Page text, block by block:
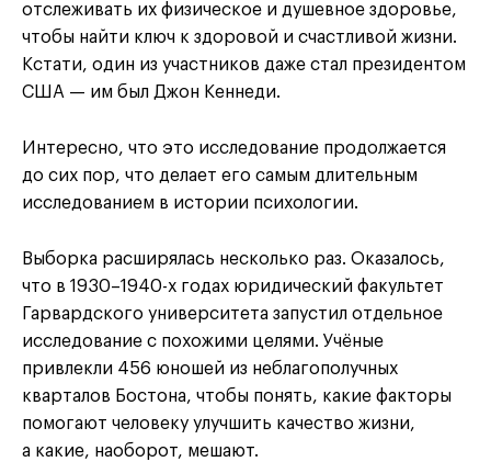
отслеживать их физическое и душевное здоровье,
чтобы найти ключ к здоровой и счастливой жизни.
Кстати, один из участников даже стал президентом
США — им был Джон Кеннеди.
Интересно, что это исследование продолжается
до сих пор, что делает его самым длительным
исследованием в истории психологии.
Выборка расширялась несколько раз. Оказалось,
что в 1930–1940-х годах юридический факультет
Гарвардского университета запустил отдельное
исследование с похожими целями. Учёные
привлекли 456 юношей из неблагополучных
кварталов Бостона, чтобы понять, какие факторы
помогают человеку улучшить качество жизни,
а какие, наоборот, мешают.